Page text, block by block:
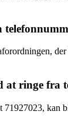
ringe fra